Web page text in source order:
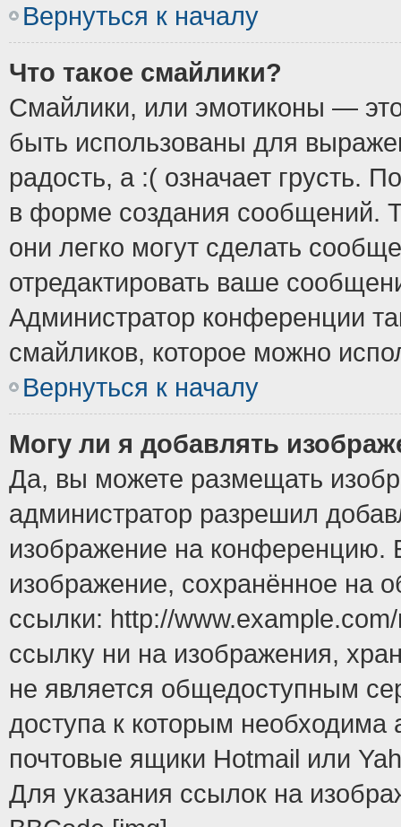
Вернуться к началу
Что такое смайлики?
Смайлики, или эмотиконы —
быть использованы для
радость, а :( означает грусть.
в форме создания сообщений.
они легко могут сделать
отредактировать ваше
Администратор конференции
смайликов, которое можно
Вернуться к началу
Могу ли я добавлять
Да, вы можете размещать
администратор разрешил
изображение на конференцию.
изображение, сохранённое на
ссылки: http://
ссылку ни на изображения,
не является общедоступным
доступа к которым
почтовые ящики Hotmail или
Для указания ссылок на